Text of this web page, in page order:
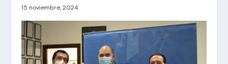
15 noviembre, 2024